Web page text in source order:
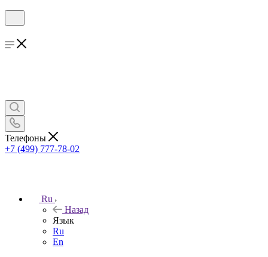
Телефоны
+7 (499) 777-78-02
Ru
Назад
Язык
Ru
En